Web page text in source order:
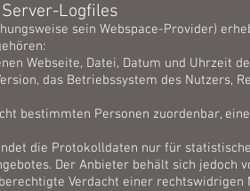
Logfiles
sein Webspace-Provider)
Webseite, Datei, Datum und Uhrzeit
das Betriebssystem des Nutzers,
bestimmten Personen zuordenbar,
die Protokolldaten nur für
Der Anbieter behält sich
Verdacht einer rechtswidrigen